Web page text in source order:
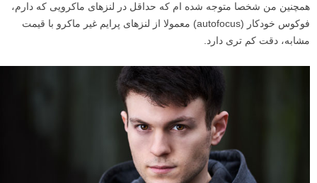
همچنین من شخصا متوجه شده ام که حداقل در لنزهای ماکرویی که دارم،
فوکوس خودکار (autofocus) معمولا از لنزهای پرایم غیر ماکرو با قیمت
مشابه، دقت کم تری دارد.